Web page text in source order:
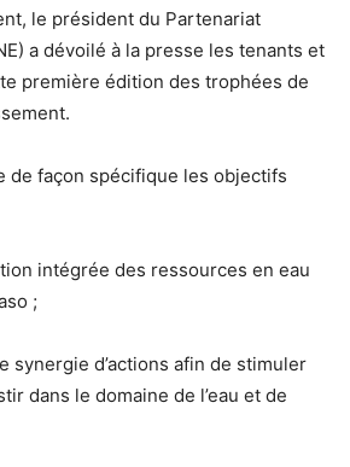
le président du Partenariat
a dévoilé à la presse les tenants et
première édition des trophées de
de façon spécifique les objectifs
intégrée des ressources en eau
;
synergie d’actions afin de stimuler
dans le domaine de l’eau et de